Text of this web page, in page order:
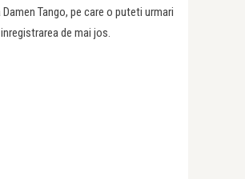
Tango, pe care o puteti urmari
de mai jos.